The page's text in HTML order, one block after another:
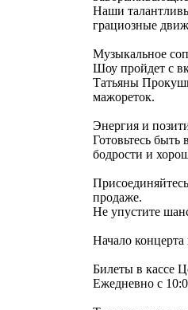
Наши
грациозные
Музыкальное
Шоу пройдет с
Татьяны
мажореток.
Энергия и
Готовьтесь
бодрости и
продаже.
Не упустите
Начало концерта
Билеты в кассе
Ежедневно с